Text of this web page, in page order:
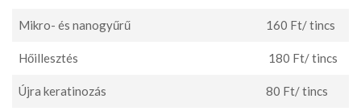
Mikro- és nanogyűrű 160 Ft/ tincs
Hőillesztés 180 Ft/ tincs
Újra keratinozás 80 Ft/ tincs